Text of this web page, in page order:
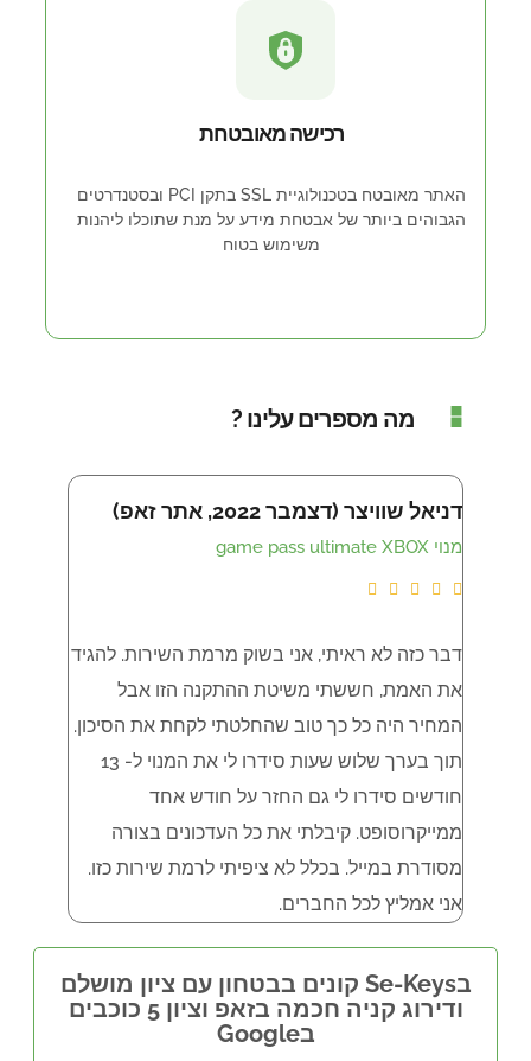
רכישה מאובטחת
האתר מאובטח בטכנולוגיית SSL בתקן PCI ובסטנדרטים
הגבוהים ביותר של אבטחת מידע על מנת שתוכלו ליהנות
משימוש בטוח
מה מספרים עלינו ?
דניאל שוויצר (דצמבר 2022, אתר זאפ)





מנוי game pass ultimate XBOX
דבר כזה לא ראיתי, אני בשוק מרמת השירות. להגיד
את האמת, חששתי משיטת ההתקנה הזו אבל
המחיר היה כל כך טוב שהחלטתי לקחת את הסיכון.
תוך בערך שלוש שעות סידרו לי את המנוי ל- 13
חודשים סידרו לי גם החזר על חודש אחד
ממייקרוסופט. קיבלתי את כל העדכונים בצורה
מסודרת במייל. בכלל לא ציפיתי לרמת שירות כזו.
אני אמליץ לכל החברים.
בSe-Keys קונים בבטחון עם ציון מושלם
ודירוג קניה חכמה בזאפ וציון 5 כוכבים
בGoogle